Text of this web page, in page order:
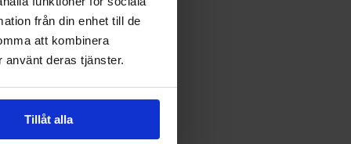
från din enhet till de
att kombinera
använt deras tjänster.
Tillåt alla